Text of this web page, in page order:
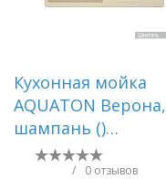
Кухонная мойка
AQUATON Верона,
шампань ()
1A710032VR290
/ 0 отзывов